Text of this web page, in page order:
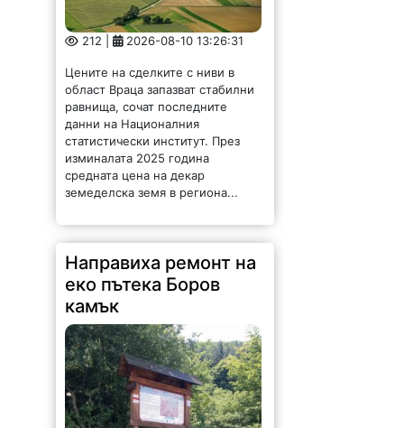
212 | 2026-08-10 13:26:31
Цените на сделките с ниви в
област Враца запазват стабилни
равнища, сочат последните
данни на Националния
статистически институт. През
изминалата 2025 година
средната цена на декар
земеделска земя в региона...
Направиха ремонт на
еко пътека Боров
камък